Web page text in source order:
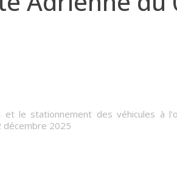
et le stationnement des véhicules à
décembre 2025